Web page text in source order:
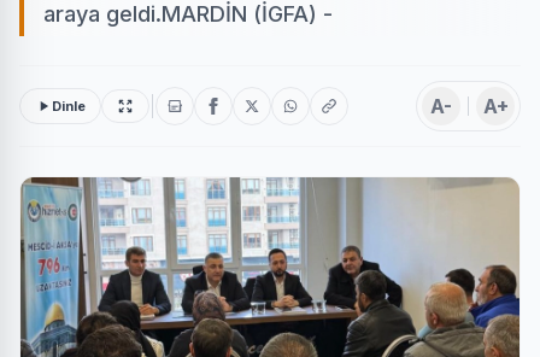
araya geldi.MARDİN (İGFA) -
Dinle A- A+